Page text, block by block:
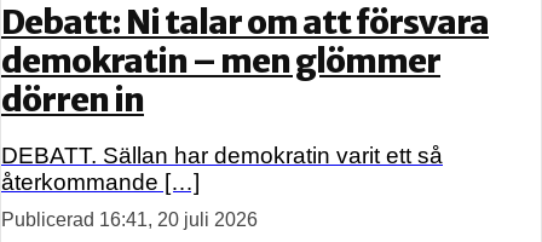
Debatt: Ni talar om att försvara
demokratin – men glömmer
dörren in
DEBATT. Sällan har demokratin varit ett så
återkommande […]
Publicerad 16:41, 20 juli 2026